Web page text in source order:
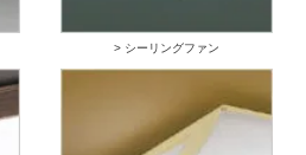
> シーリングファン